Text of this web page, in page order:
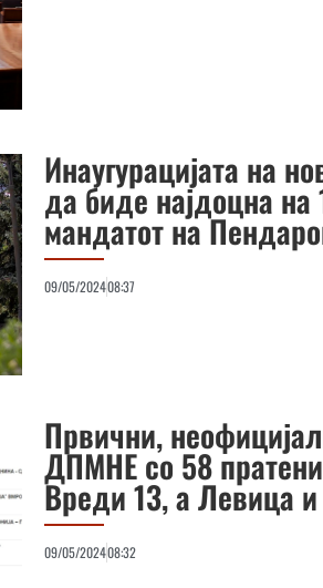
Инаугурацијата на
да биде најдоцна на
мандатот на
09/05/202408:37
Првични,
ДПМНЕ со 58
Вреди 13, а Левица
09/05/202408:32